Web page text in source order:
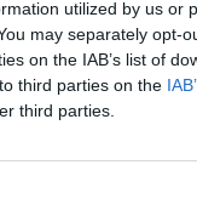
utilized by us or
may separately opt-
on the IAB’s list of
third parties on the
third parties.
Πέρεζ